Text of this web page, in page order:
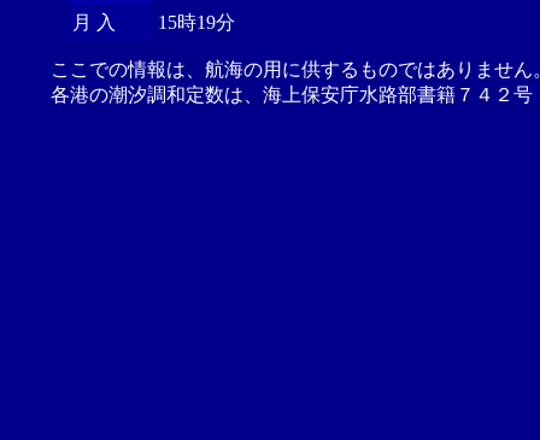
月 入
15時19分
ここでの情報は、航海の用に供するものではありませ
各港の潮汐調和定数は、海上保安庁水路部書籍７４２